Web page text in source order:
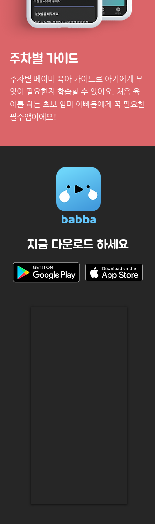
주차별 가이드
주차별 베이비 육아 가이드로 아기에게 무
엇이 필요한지 학습할 수 있어요. 처음 육
아를 하는 초보 엄마 아빠들에게 꼭 필요한
필수앱이에요!
지금 다운로드 하세요